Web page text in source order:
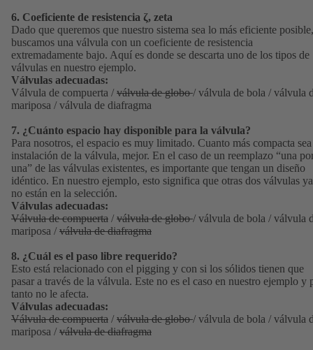
6. Coeficiente de resistencia ζ, zeta
Dado que queremos que nuestro sistema sea lo más eficiente posible,
buscamos una válvula con un coeficiente de resistencia
extremadamente bajo. Aquí es donde se descarta uno de los tipos de
válvulas en nuestro ejemplo.
Válvulas adecuadas:
Válvula de compuerta / válvula de globo/ válvula de bola / válvula
mariposa / válvula de diafragma
7. ¿Cuánto espacio hay disponible para la válvula?
Para nosotros, el espacio es muy limitado. Cuanto más compacta
instalación de la válvula, mejor. En el caso de un reemplazo “una
una” de las válvulas existentes, es importante que tengan un diseño
idéntico. En nuestro ejemplo, esto significa que otras dos válvulas ya
no están en la selección.
Válvulas adecuadas:
Válvula de compuerta / válvula de globo/ válvula de bola / válvula
mariposa / válvula de diafragma
8. ¿Cuál es el paso libre requerido?
Esto está relacionado con el pigging y con si los sólidos tienen que
pasar a través de la válvula. Este no es el caso en nuestro ejemplo y
tanto no le afecta.
Válvulas adecuadas:
Válvula de compuerta / válvula de globo/ válvula de bola / válvula
mariposa / válvula de diafragma